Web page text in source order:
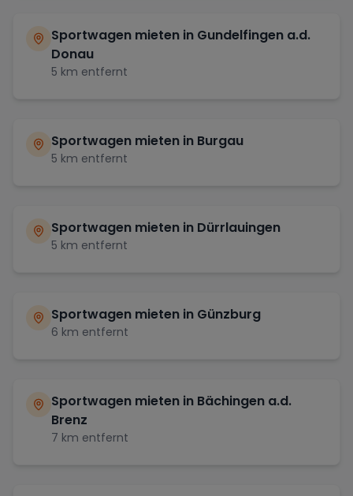
Sportwagen mieten in Gundelfingen a.d.
Donau
5 km entfernt
Sportwagen mieten in Burgau
5 km entfernt
Sportwagen mieten in Dürrlauingen
5 km entfernt
Sportwagen mieten in Günzburg
6 km entfernt
Sportwagen mieten in Bächingen a.d.
Brenz
7 km entfernt